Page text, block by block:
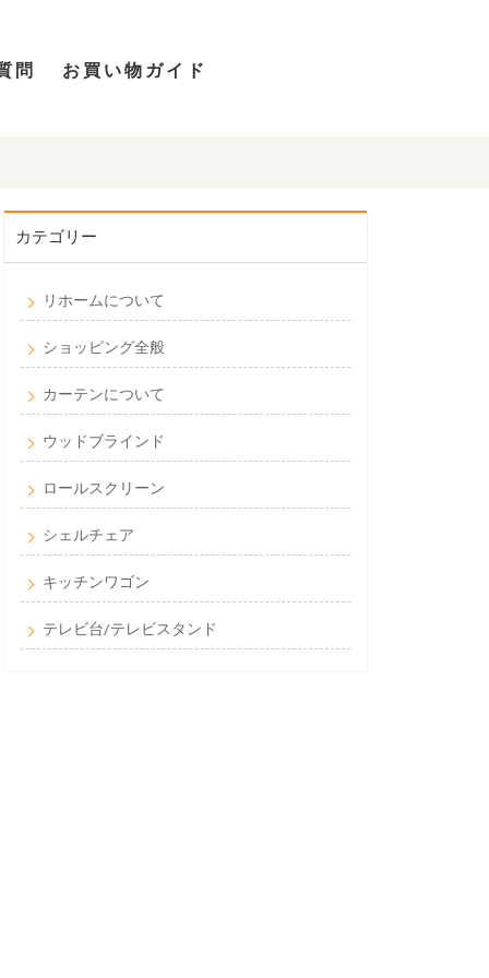
問 お買い物ガイド
カテゴリー
リホームについて
ショッピング全般
カーテンについて
ウッドブラインド
ロールスクリーン
シェルチェア
キッチンワゴン
テレビ台/テレビスタンド